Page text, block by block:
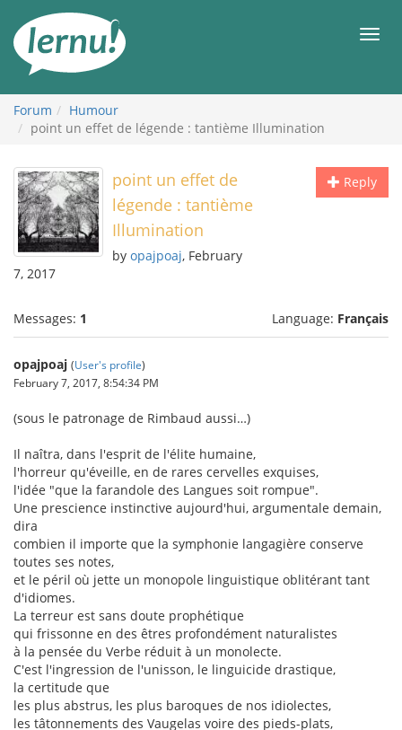
the
content
Forum
Humour
point un effet de légende : tantième Illumination
Reply
point un effet de
légende : tantième
Illumination
by opajpoaj, February
7, 2017
Messages: 1 Language: Français
opajpoaj (User's profile)
February 7, 2017, 8:54:34 PM
(sous le patronage de Rimbaud aussi…)
Il naîtra, dans l'esprit de l'élite humaine,
l'horreur qu'éveille, en de rares cervelles exquises,
l'idée "que la farandole des Langues soit rompue".
Une prescience instinctive aujourd'hui, argumentale demain,
dira
combien il importe que la symphonie langagière conserve
toutes ses notes,
et le péril où jette un monopole linguistique oblitérant tant
d'idiomes.
La terreur est sans doute prophétique
qui frissonne en des êtres profondément naturalistes
à la pensée du Verbe réduit à un monolecte.
C'est l'ingression de l'unisson, le linguicide drastique,
la certitude que
les plus abstrus, les plus baroques de nos idiolectes,
les tâtonnements des Vaugelas voire des pieds-plats,